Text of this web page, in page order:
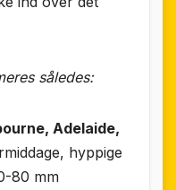
således:
Adelaide,
hyppige
80 mm